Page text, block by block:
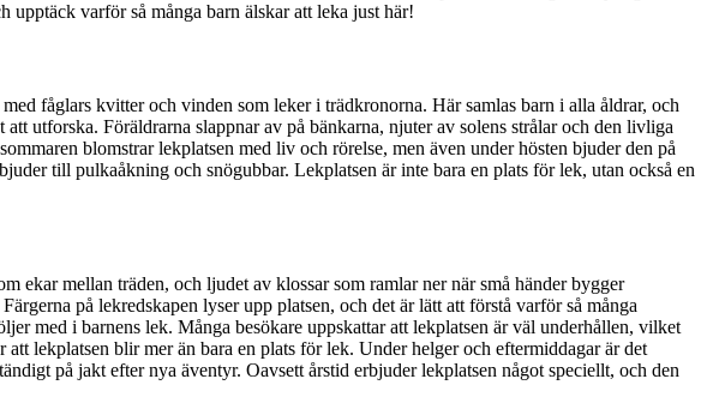
varför så många barn älskar att leka just här!
fåglars kvitter och vinden som leker i trädkronorna. Här samlas barn i alla åldrar, och
utforska. Föräldrarna slappnar av på bänkarna, njuter av solens strålar och den livliga
blomstrar lekplatsen med liv och rörelse, men även under hösten bjuder den på
till pulkaåkning och snögubbar. Lekplatsen är inte bara en plats för lek, utan också en
ekar mellan träden, och ljudet av klossar som ramlar ner när små händer bygger
på lekredskapen lyser upp platsen, och det är lätt att förstå varför så många
med i barnens lek. Många besökare uppskattar att lekplatsen är väl underhållen, vilket
lekplatsen blir mer än bara en plats för lek. Under helger och eftermiddagar är det
på jakt efter nya äventyr. Oavsett årstid erbjuder lekplatsen något speciellt, och den